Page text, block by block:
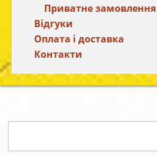
Приватне замовлення
Відгуки
Оплата і доставка
Контакти